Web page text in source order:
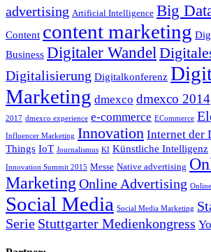
advertising Artificial Intelligence Big
Content content marketing
Business Digitaler Wandel
Digitalisierung Digitalkonferenz
Marketing dmexco dmexco 2014
2017 dmexco experience e-commerce ECommerce
Influencer Marketing Innovation Internet der
Things IoT Journalismus KI Künstliche Intelligenz
Innovation Summit 2015 Messe Native advertising
Marketing Online Advertising
Social Media Social Media Marketing
Serie Stuttgarter Medienkongress